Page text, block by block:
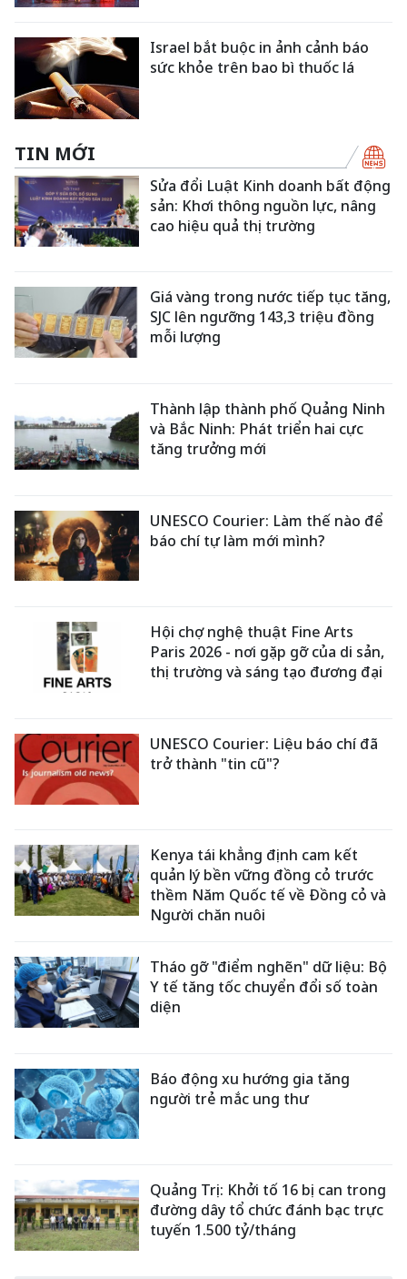
Israel bắt buộc in ảnh cảnh báo
sức khỏe trên bao bì thuốc lá
TIN MỚI
Sửa đổi Luật Kinh doanh bất động
sản: Khơi thông nguồn lực, nâng
cao hiệu quả thị trường
Giá vàng trong nước tiếp tục tăng,
SJC lên ngưỡng 143,3 triệu đồng
mỗi lượng
Thành lập thành phố Quảng Ninh
và Bắc Ninh: Phát triển hai cực
tăng trưởng mới
UNESCO Courier: Làm thế nào để
báo chí tự làm mới mình?
Hội chợ nghệ thuật Fine Arts
Paris 2026 - nơi gặp gỡ của di sản,
thị trường và sáng tạo đương đại
UNESCO Courier: Liệu báo chí đã
trở thành "tin cũ"?
Kenya tái khẳng định cam kết
quản lý bền vững đồng cỏ trước
thềm Năm Quốc tế về Đồng cỏ và
Người chăn nuôi
Tháo gỡ "điểm nghẽn" dữ liệu: Bộ
Y tế tăng tốc chuyển đổi số toàn
diện
Báo động xu hướng gia tăng
người trẻ mắc ung thư
Quảng Trị: Khởi tố 16 bị can trong
đường dây tổ chức đánh bạc trực
tuyến 1.500 tỷ/tháng